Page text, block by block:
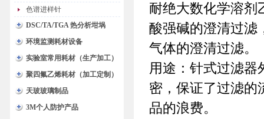
色谱进样针
DSC/TA/TGA 热分析坩埚
环境监测耗材设备
实验室常用耗材（生产加工）
聚四氟乙烯耗材（加工定制）
天玻玻璃制品
3M个人防护产品
耐绝大数化学溶
酸强碱的澄清过
气体的澄清过滤。
用途：针式过滤器
密，保证了过滤的
品的浪费。